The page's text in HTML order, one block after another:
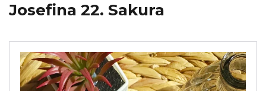
Josefina 22. Sakura